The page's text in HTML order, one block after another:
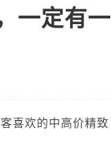
一定有一
喜欢的中高价精致